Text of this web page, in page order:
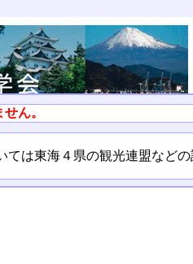
ん。
ては東海４県の観光連盟など